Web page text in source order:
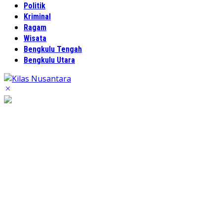
Politik
Kriminal
Ragam
Wisata
Bengkulu Tengah
Bengkulu Utara